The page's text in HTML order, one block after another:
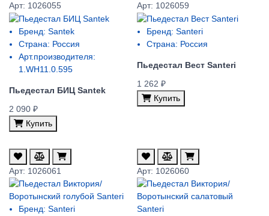
Арт: 1026055
Бренд: Santek
Страна: Россия
Арт.производителя:
1.WH11.0.595
Пьедестал БИЦ Santek
2 090 ₽
Купить
Арт: 1026059
Бренд: Santeri
Страна: Россия
Пьедестал Вест Santeri
1 262 ₽
Купить
Арт: 1026061
Бренд: Santeri
Арт: 1026060